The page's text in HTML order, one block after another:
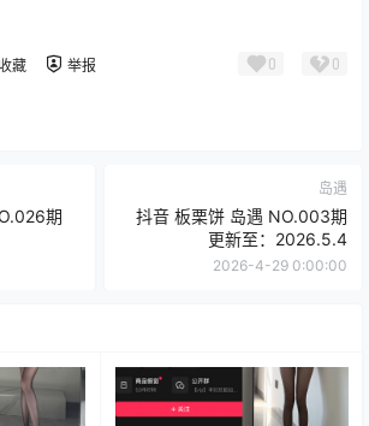
收藏 举报 0 0
期
岛遇
抖音 板栗饼 岛遇 NO.003期
更新至：2026.5.4
2026-4-29 0:00:00